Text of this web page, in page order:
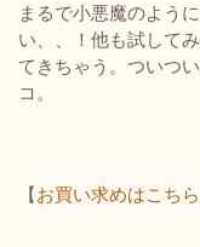
まるで小悪魔のよう
い、、！他も試して
てきちゃう。ついつ
コ。
【お買い求めはこちら